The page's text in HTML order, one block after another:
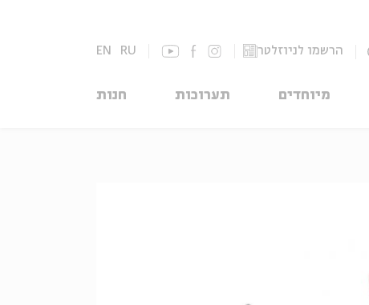
הרשמו לניוזלטר EN RU
מיוחדים תערוכות חנות